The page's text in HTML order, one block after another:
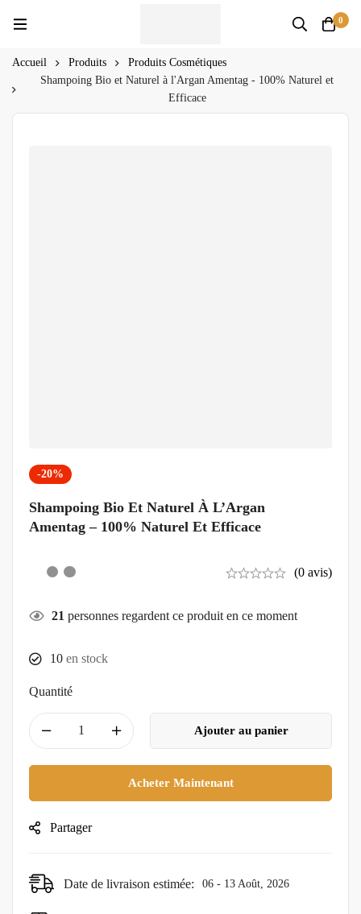
0
Accueil Produits
Produits Cosmétiques
Shampoing Bio et Naturel à l'Argan Amentag - 100% Naturel et
Efficace
-20%
Shampoing Bio Et Naturel À L’Argan
Amentag – 100% Naturel Et Efficace
(0 avis)
21 personnes regardent ce produit en ce moment
10 en stock
Quantité
Ajouter au panier
Acheter Maintenant
Partager
Date de livraison estimée: 06 - 13 Août, 2026